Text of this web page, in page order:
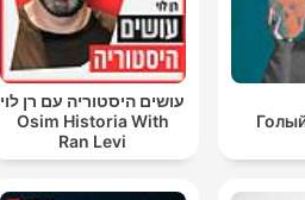
עושים היסטוריה עם רן לוי
Osim Historia With
Ran Levi